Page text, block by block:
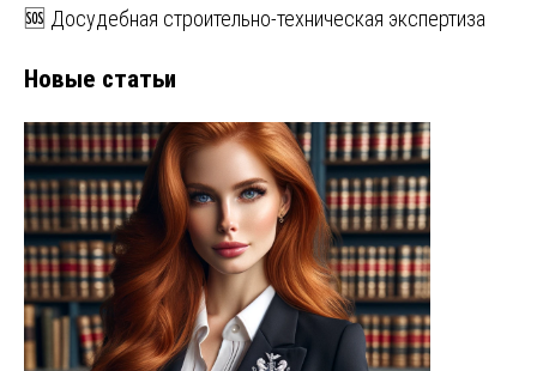
🆘 Досудебная строительно-техническая экспертиза
Новые статьи